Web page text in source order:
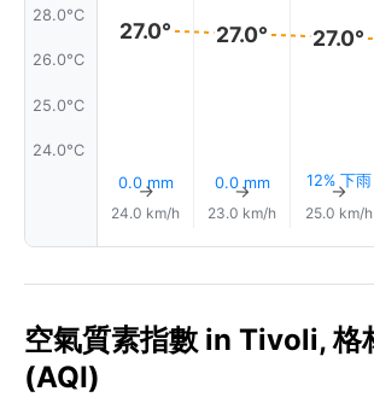
28.0°C
26.0°C
25.0°C
24.0°C
27.0°
0.0 mm
↑
24.0 km/h
27.0°
0.0 mm
↑
23.0 km/h
27.0°
12% 下雨
↑
25.0 km/h
空氣質素指數 in Tivoli,
(AQI)